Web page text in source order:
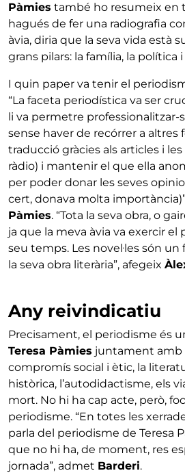
Pàmies també ho resumeix en
hagués de fer una radiografia
àvia, diria que la seva vida està
grans pilars: la família, la política
I quin paper va tenir el
“La faceta periodística va ser
li va permetre professionalitzar-
sense haver de recórrer a altres
traducció gràcies als articles i les
ràdio) i mantenir el que ella
per poder donar les seves
cert, donava molta
Pàmies. “Tota la seva obra, o
ja que la meva àvia va exercir el
seu temps. Les novel·les són
la seva obra literària”, afegeix
Any reivindicatiu
Precisament, el periodisme és
Teresa Pàmies juntament amb
compromís social i ètic, la
històrica, l’autodidactisme, els
mort. No hi ha cap acte, però,
periodisme. “En totes les
parla del periodisme de Teresa
que no hi ha, de moment, res
jornada”, admet Barderi.